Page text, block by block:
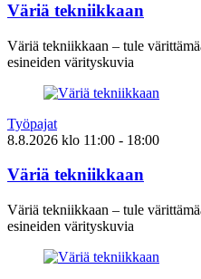
Väriä tekniikkaan
Väriä tekniikkaan – tule
esineiden värityskuvia
Työpajat
8.8.2026 klo 11:00 - 18:00
Väriä tekniikkaan
Väriä tekniikkaan – tule
esineiden värityskuvia